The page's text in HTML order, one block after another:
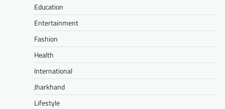
Education
Entertainment
Fashion
Health
International
Jharkhand
Lifestyle